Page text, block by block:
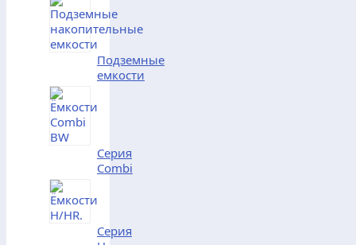
Подземные
емкости
Серия
Combi
Серия